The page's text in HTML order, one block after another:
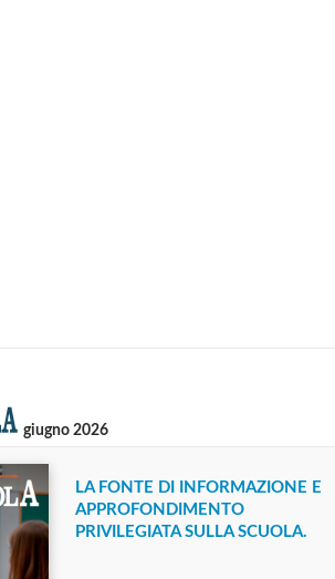
giugno 2026
LA FONTE DI INFORMAZIONE E
APPROFONDIMENTO
PRIVILEGIATA SULLA SCUOLA.